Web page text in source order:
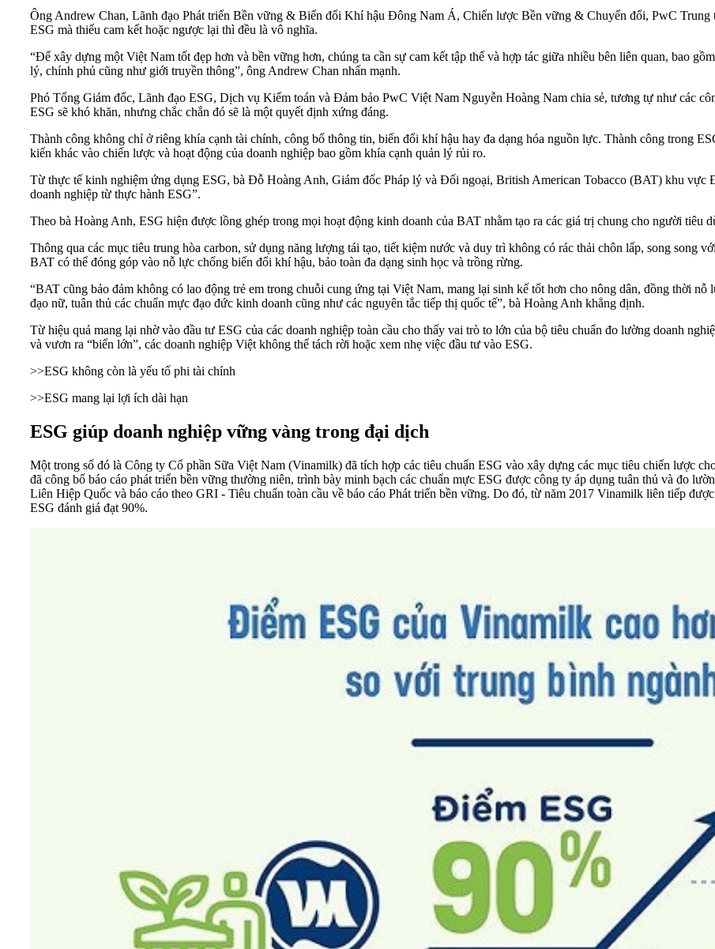
Ông Andrew Chan, Lãnh đạo Phát triển Bền vững & Biến đổi Khí hậu Đông Nam Á, Chiến lược Bền vững & Chuyển đổi, PwC
ESG mà thiếu cam kết hoặc ngược lại thì đều là vô nghĩa.
“Để xây dựng một Việt Nam tốt đẹp hơn và bền vững hơn, chúng ta cần sự cam kết tập thể và hợp tác giữa nhiều bên liên quan, bao
lý, chính phủ cũng như giới truyền thông”, ông Andrew Chan nhấn mạnh.
Phó Tổng Giám đốc, Lãnh đạo ESG, Dịch vụ Kiểm toán và Đảm bảo PwC Việt Nam Nguyễn Hoàng Nam chia sẻ, tương tự như các
ESG sẽ khó khăn, nhưng chắc chắn đó sẽ là một quyết định xứng đáng.
Thành công không chỉ ở riêng khía cạnh tài chính, công bố thông tin, biến đổi khí hậu hay đa dạng hóa nguồn lực. Thành công trong
kiến khác vào chiến lược và hoạt động của doanh nghiệp bao gồm khía cạnh quản lý rủi ro.
Từ thực tế kinh nghiệm ứng dụng ESG, bà Đỗ Hoàng Anh, Giám đốc Pháp lý và Đối ngoại, British American Tobacco (BAT) khu vực
doanh nghiệp từ thực hành ESG”.
Theo bà Hoàng Anh, ESG hiện được lồng ghép trong mọi hoạt động kinh doanh của BAT nhằm tạo ra các giá trị chung cho người tiêu
Thông qua các mục tiêu trung hòa carbon, sử dụng năng lượng tái tạo, tiết kiệm nước và duy trì không có rác thải chôn lấp, song song
BAT có thể đóng góp vào nỗ lực chống biến đổi khí hậu, bảo toàn đa dạng sinh học và trồng rừng.
“BAT cũng bảo đảm không có lao động trẻ em trong chuỗi cung ứng tại Việt Nam, mang lại sinh kế tốt hơn cho nông dân, đồng thời nỗ
đạo nữ, tuân thủ các chuẩn mực đạo đức kinh doanh cũng như các nguyên tắc tiếp thị quốc tế”, bà Hoàng Anh khẳng định.
Từ hiệu quả mang lại nhờ vào đầu tư ESG của các doanh nghiệp toàn cầu cho thấy vai trò to lớn của bộ tiêu chuẩn đo lường doanh
và vươn ra “biển lớn”, các doanh nghiệp Việt không thể tách rời hoặc xem nhẹ việc đầu tư vào ESG.
>>ESG không còn là yếu tố phi tài chính
>>ESG mang lại lợi ích dài hạn
ESG giúp doanh nghiệp vững vàng trong đại dịch
Một trong số đó là Công ty Cổ phần Sữa Việt Nam (Vinamilk) đã tích hợp các tiêu chuẩn ESG vào xây dựng các mục tiêu chiến lược
đã công bố báo cáo phát triển bền vững thường niên, trình bày minh bạch các chuẩn mực ESG được công ty áp dụng tuân thủ và đo
Liên Hiệp Quốc và báo cáo theo GRI - Tiêu chuẩn toàn cầu về báo cáo Phát triển bền vững. Do đó, từ năm 2017 Vinamilk liên tiếp
ESG đánh giá đạt 90%.